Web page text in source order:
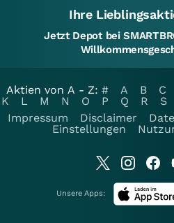
Ihre
Jetzt Depot bei
Aktien von A - Z: # A B C
K
L M N O P Q R S
Impressum
Disclaimer
Einstellungen
Unsere Apps: